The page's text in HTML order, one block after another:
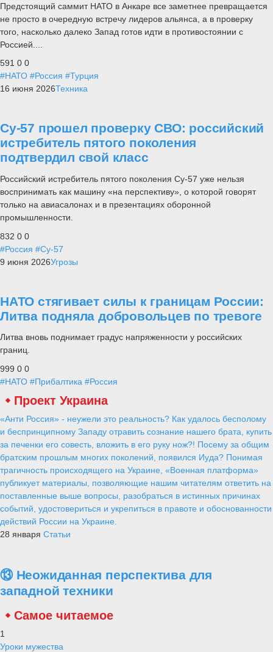
Предстоящий саммит НАТО в Анкаре все заметнее превращается
не просто в очередную встречу лидеров альянса, а в проверку
того, насколько далеко Запад готов идти в противостоянии с
Россией....
591 0 0
#НАТО #Россия #Турция
16 июня 2026Техника
Су-57 прошел проверку СВО: российский
истребитель пятого поколения
подтвердил свой класс
Российский истребитель пятого поколения Су-57 уже нельзя
воспринимать как машину «на перспективу», о которой говорят
только на авиасалонах и в презентациях оборонной
промышленности.
832 0 0
#Россия #Су-57
9 июня 2026Угрозы
НАТО стягивает силы к границам России:
Литва подняла добровольцев по тревоге
Литва вновь поднимает градус напряженности у российских
границ.
999 0 0
#НАТО #Прибалтика #Россия
Проект Украина
«Анти Россия» - неужели это реальность? Как удалось бесполому
и беспринципному Западу отравить сознание нашего брата, купить
за печенки его совесть, вложить в его руку нож?! Посему за общим
братским прошлым многих поколений, появился Иуда? Понимая
трагичность происходящего на Украине, «Военная платформа»
публикует материалы, позволяющие нашим читателям ответить на
поставленные выше вопросы, разобраться в истинных причинах
событий, удостовериться и укрепиться в правоте и обоснованности
действий России на Украине.
28 января Статьи
⑬ Неожиданная перспектива для
западной техники
Самое читаемое
1
Уроки мужества